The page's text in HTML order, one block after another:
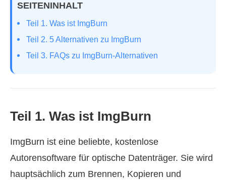
SEITENINHALT
Teil 1. Was ist ImgBurn
Teil 2. 5 Alternativen zu ImgBurn
Teil 3. FAQs zu ImgBurn-Alternativen
Teil 1. Was ist ImgBurn
ImgBurn ist eine beliebte, kostenlose
Autorensoftware für optische Datenträger. Sie wird
hauptsächlich zum Brennen, Kopieren und